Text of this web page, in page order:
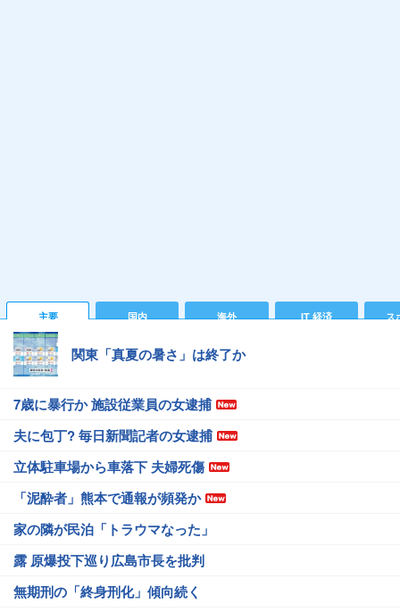
主要 国内 海外 IT 経済 ス
関東「真夏の暑さ」は終了か
7歳に暴行か 施設従業員の女逮捕
夫に包丁? 毎日新聞記者の女逮捕
立体駐車場から車落下 夫婦死傷
「泥酔者」熊本で通報が頻発か
家の隣が民泊「トラウマなった」
露 原爆投下巡り広島市長を批判
無期刑の「終身刑化」傾向続く